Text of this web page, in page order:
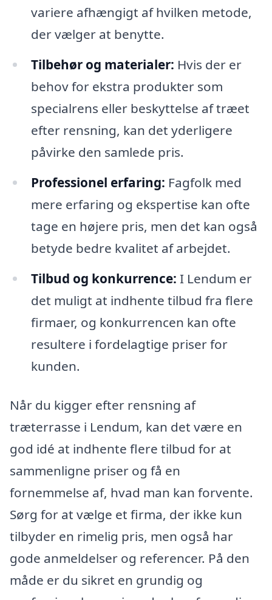
variere afhængigt af hvilken metode,
der vælger at benytte.
Tilbehør og materialer: Hvis der er
behov for ekstra produkter som
specialrens eller beskyttelse af træet
efter rensning, kan det yderligere
påvirke den samlede pris.
Professionel erfaring: Fagfolk med
mere erfaring og ekspertise kan ofte
tage en højere pris, men det kan også
betyde bedre kvalitet af arbejdet.
Tilbud og konkurrence: I Lendum er
det muligt at indhente tilbud fra flere
firmaer, og konkurrencen kan ofte
resultere i fordelagtige priser for
kunden.
Når du kigger efter rensning af
træterrasse i Lendum, kan det være en
god idé at indhente flere tilbud for at
sammenligne priser og få en
fornemmelse af, hvad man kan forvente.
Sørg for at vælge et firma, der ikke kun
tilbyder en rimelig pris, men også har
gode anmeldelser og referencer. På den
måde er du sikret en grundig og